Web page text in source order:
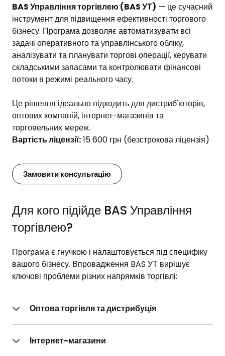
BAS Управління торгівлею (BAS УТ) — це сучасний
інструмент для підвищення ефективності торгового
бізнесу. Програма дозволяє автоматизувати всі
задачі оперативного тауправлінського обліку,
аналізувати та планувати торгові операції, керувати
складськими запасами та контролювати фінансові
потоки в режимі реального часу.
Це рішення ідеально підходить для дистриб'юторів,
оптових компаній, інтернет-магазинів та
торговельних мереж.
Вартість ліцензії:15 600 грн (безстрокова ліцензія)
Замовити консультацію
Для кого підійде BAS Управління
торгівлею?
Програма є гнучкою і налаштовується під специфіку
вашого бізнесу. Впровадження BAS УТ вирішує
ключові проблеми різних напрямків торгівлі:
Оптова торгівля та дистрибуція
прайс-листами, контролювати взаєморозрахунки з
Інтернет-магазини